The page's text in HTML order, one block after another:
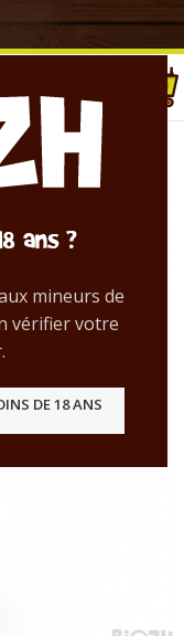
ans ?
mineurs de
vérifier votre
DE 18 ANS